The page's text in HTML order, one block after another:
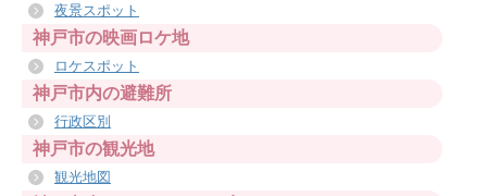
夜景スポット
神戸市の映画ロケ地
ロケスポット
神戸市内の避難所
行政区別
神戸市の観光地
観光地図